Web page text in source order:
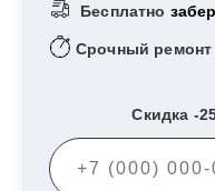
Бесплатно
Срочный ремонт
Скидка -